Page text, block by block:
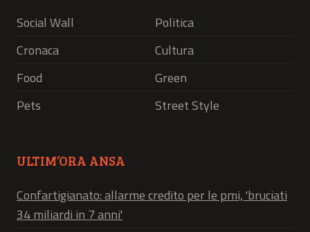
Social Wall
Politica
Cronaca
Cultura
Food
Green
Pets
Street Style
ULTIM’ORA ANSA
Confartigianato: allarme credito per le pmi, 'bruciati
34 miliardi in 7 anni'